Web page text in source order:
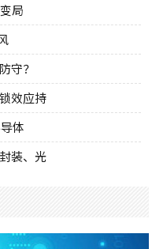
局
守？
效应持
体
装、光